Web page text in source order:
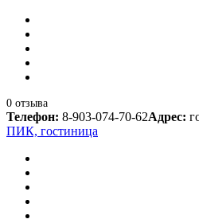
0 отзыва
Телефон: 8-903-074-70-62Адрес:
ПИК, гостиница